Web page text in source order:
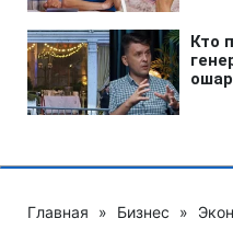
Главная » Бизнес »